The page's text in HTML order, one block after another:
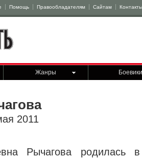
Помощь Правообладателям Сайтам Контакты
Жанры Боевики
2011
Рычагова родилась в